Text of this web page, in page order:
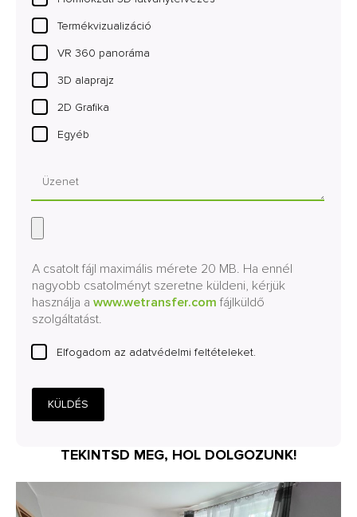
Termékvizualizáció
VR 360 panoráma
3D alaprajz
2D Grafika
Egyéb
A csatolt fájl maximális mérete 20 MB. Ha ennél
nagyobb csatolményt szeretne küldeni, kérjük
használja a www.wetransfer.com fájlküldő
szolgáltatást.
Elfogadom az adatvédelmi feltételeket.
KÜLDÉS
TEKINTSD MEG, HOL DOLGOZUNK!